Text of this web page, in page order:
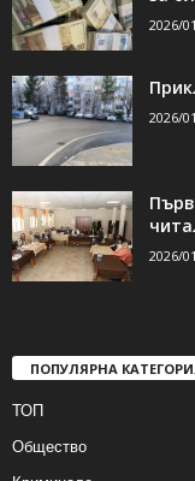
2026/
2026/
2026/
ПОПУЛЯРНА
ТОП
Общество